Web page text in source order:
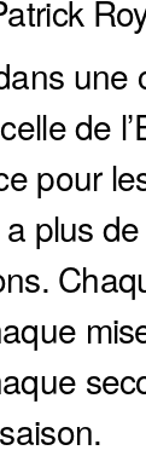
une
de
pour
a plus